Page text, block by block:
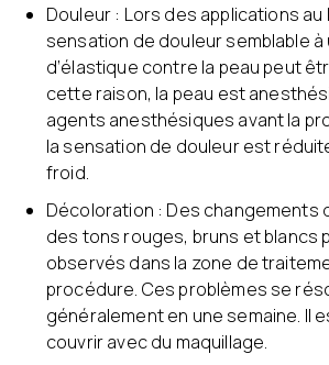
Douleur : Lors des applications au
sensation de douleur semblable
d’élastique contre la peau peut
cette raison, la peau est
agents anesthésiques avant la
la sensation de douleur est réduite
froid.
Décoloration : Des changements
des tons rouges, bruns et blancs
observés dans la zone de
procédure. Ces problèmes se
généralement en une semaine. Il
couvrir avec du maquillage.